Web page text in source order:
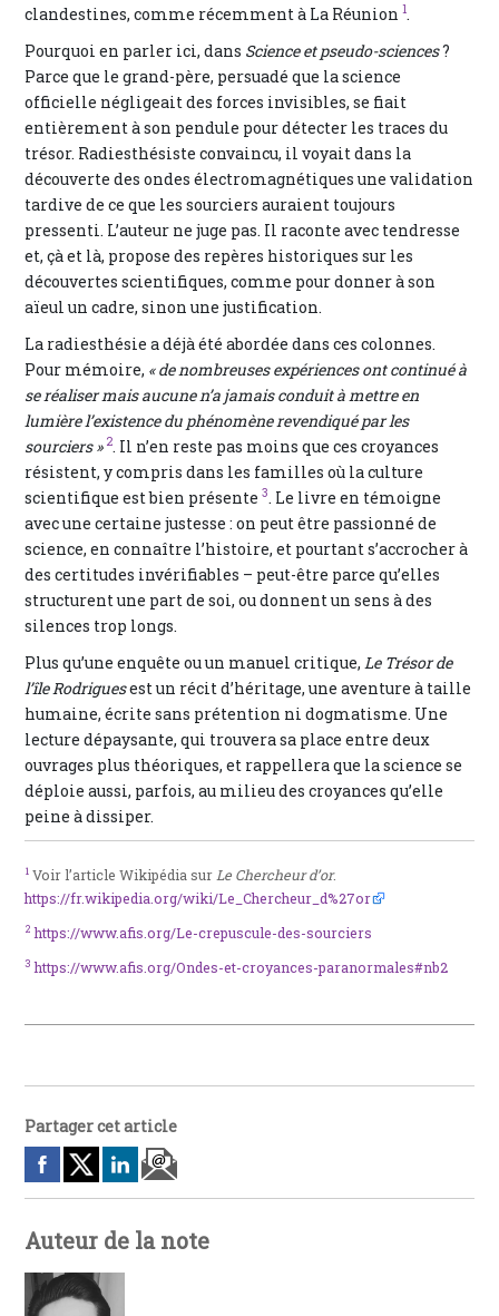
clandestines, comme récemment à La Réunion 1.
Pourquoi en parler ici, dans Science et pseudo-sciences?
Parce que le grand-père, persuadé que la science
officielle négligeait des forces invisibles, se fiait
entièrement à son pendule pour détecter les traces du
trésor. Radiesthésiste convaincu, il voyait dans la
découverte des ondes électromagnétiques une validation
tardive de ce que les sourciers auraient toujours
pressenti. L’auteur ne juge pas. Il raconte avec tendresse
et, çà et là, propose des repères historiques sur les
découvertes scientifiques, comme pour donner à son
aïeul un cadre, sinon une justification.
La radiesthésie a déjà été abordée dans ces colonnes.
Pour mémoire, « de nombreuses expériences ont continué à
se réaliser mais aucune n’a jamais conduit à mettre en
lumière l’existence du phénomène revendiqué par les
sourciers » 2. Il n’en reste pas moins que ces croyances
résistent, y compris dans les familles où la culture
scientifique est bien présente 3. Le livre en témoigne
avec une certaine justesse : on peut être passionné de
science, en connaître l’histoire, et pourtant s’accrocher à
des certitudes invérifiables – peut-être parce qu’elles
structurent une part de soi, ou donnent un sens à des
silences trop longs.
Plus qu’une enquête ou un manuel critique, Le Trésor de
l’île Rodriguesest un récit d’héritage, une aventure à taille
humaine, écrite sans prétention ni dogmatisme. Une
lecture dépaysante, qui trouvera sa place entre deux
ouvrages plus théoriques, et rappellera que la science se
déploie aussi, parfois, au milieu des croyances qu’elle
peine à dissiper.
1 Voir l’article Wikipédia sur Le Chercheur d’or.
https://fr.wikipedia.org/wiki/Le_Chercheur_d%27or
2 https://www.afis.org/Le-crepuscule-des-sourciers
3 https://www.afis.org/Ondes-et-croyances-paranormales#nb2
Partager cet article
Auteur de la note